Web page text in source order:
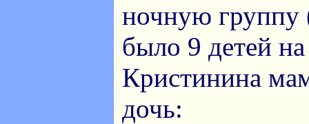
ночную группу
было 9 детей
Кристинина
дочь: